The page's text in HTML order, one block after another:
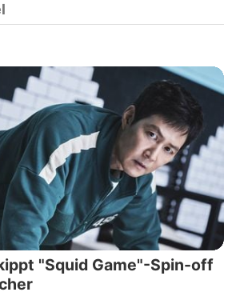
"Squid Game"-Spin-off